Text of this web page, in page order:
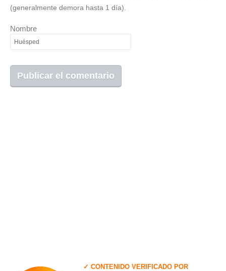
(generalmente demora hasta 1 día).
Nombre
✓ CONTENIDO VERIFICADO POR